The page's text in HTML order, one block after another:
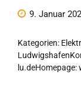
9. Januar
Kategorien: